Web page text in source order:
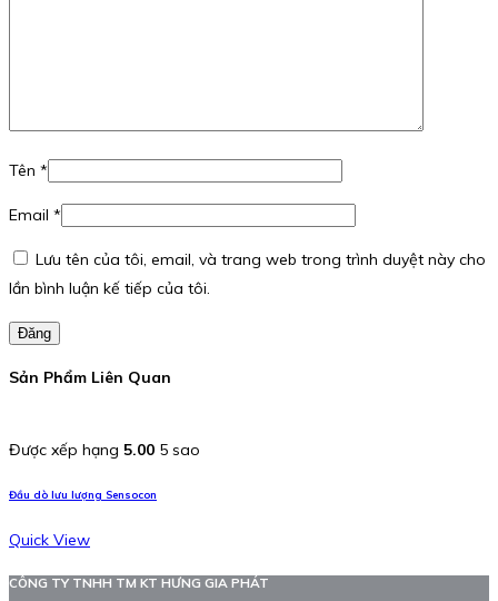
Tên *
Email *
Lưu tên của tôi, email, và trang web trong trình duyệt này cho
lần bình luận kế tiếp của tôi.
Đăng
Sản Phẩm Liên Quan
Được xếp hạng 5.00 5 sao
Đầu dò lưu lượng Sensocon
Quick View
CÔNG TY TNHH TM KT HƯNG GIA PHÁT